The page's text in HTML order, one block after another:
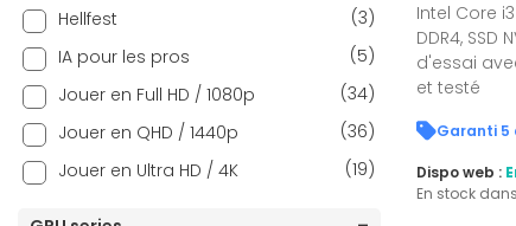
Hellfest
(3)
IA pour les pros
(5)
Jouer en Full HD / 1080p
(34)
Jouer en QHD / 1440p
(36)
Jouer en Ultra HD / 4K
(19)
Intel Core i3
DDR4, SSD
d'essai
et testé
Dispo web :
En stock